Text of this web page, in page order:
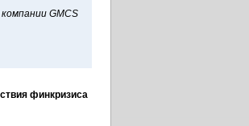
GMCS
финкризиса